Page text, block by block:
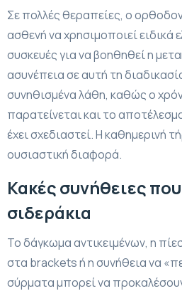
Σε πολλές θεραπείες, ο
ασθενή να χρησιμοποιεί ειδικά
συσκευές για να βοηθηθεί η
ασυνέπεια σε αυτή τη
συνηθισμένα λάθη, καθώς ο
παρατείνεται και το
έχει σχεδιαστεί. Η καθημερινή
ουσιαστική διαφορά.
Κακές συνήθειες
σιδεράκια
Το δάγκωμα αντικειμένων, η
στα brackets ή η συνήθεια να
σύρματα μπορεί να